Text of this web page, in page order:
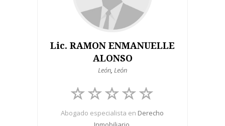
Lic. RAMON ENMANUELLE
ALONSO
León, León
Abogado especialista en Derecho